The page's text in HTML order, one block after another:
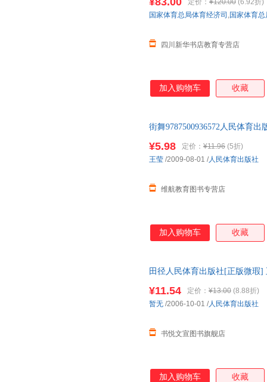
询在线客服！
定价： ¥120.00 (6.92折)
四川新华书店教育专营店
国家体育总局体育经济司 ,国家体育
加入购物车 收藏
街舞9787500936572人民体育
¥5.98 定价： ¥11.96 (5折)
维航教育图书专营店
王莹 /2009-08-01 /人民体育出版社
加入购物车 收藏
田径人民体育出版社[正版微瑕
¥11.54 定价： ¥13.00 (8.88折)
书悦文宣图书旗舰店
暂无 /2006-10-01 /人民体育出版社
加入购物车 收藏